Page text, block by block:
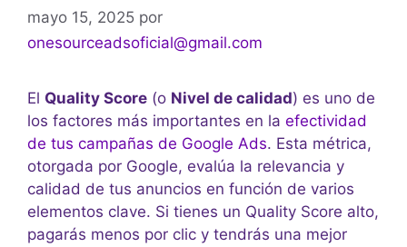
mayo 15, 2025 por
onesourceadsoficial@gmail.com
El Quality Score (o Nivel de calidad) es uno de
los factores más importantes en la efectividad
de tus campañas de Google Ads. Esta métrica,
otorgada por Google, evalúa la relevancia y
calidad de tus anuncios en función de varios
elementos clave. Si tienes un Quality Score alto,
pagarás menos por clic y tendrás una mejor